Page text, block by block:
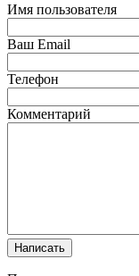
Имя пользователя
Ваш Email
Телефон
Комментарий
Написать